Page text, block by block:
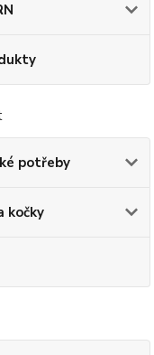
potřeby
kočky